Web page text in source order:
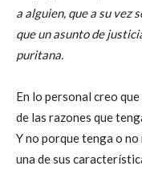
a alguien, que a su vez
que un asunto de
puritana.
En lo personal creo
de las razones que
Y no porque tenga o
una de sus